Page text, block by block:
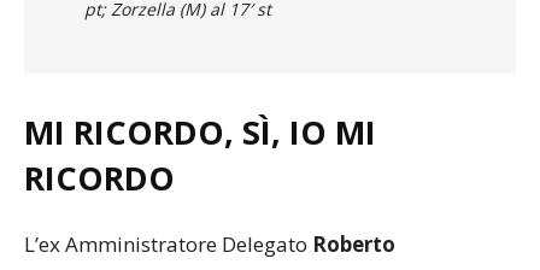
MI RICORDO, SÌ, IO MI
RICORDO
Vender(protagonista della gestione del Club tra il